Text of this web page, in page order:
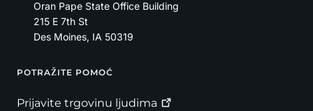
Oran Pape State Office Building
215 E 7th St
Des Moines, IA 50319
Footer
POTRAŽITE POMOĆ
Prijavite trgovinu ljudima